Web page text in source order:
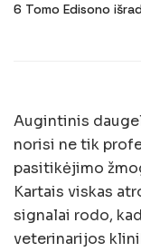
6 Tomo Edisono
Augintinis
norisi ne tik
pasitikėjimo
Kartais viskas
signalai rodo,
veterinarijos